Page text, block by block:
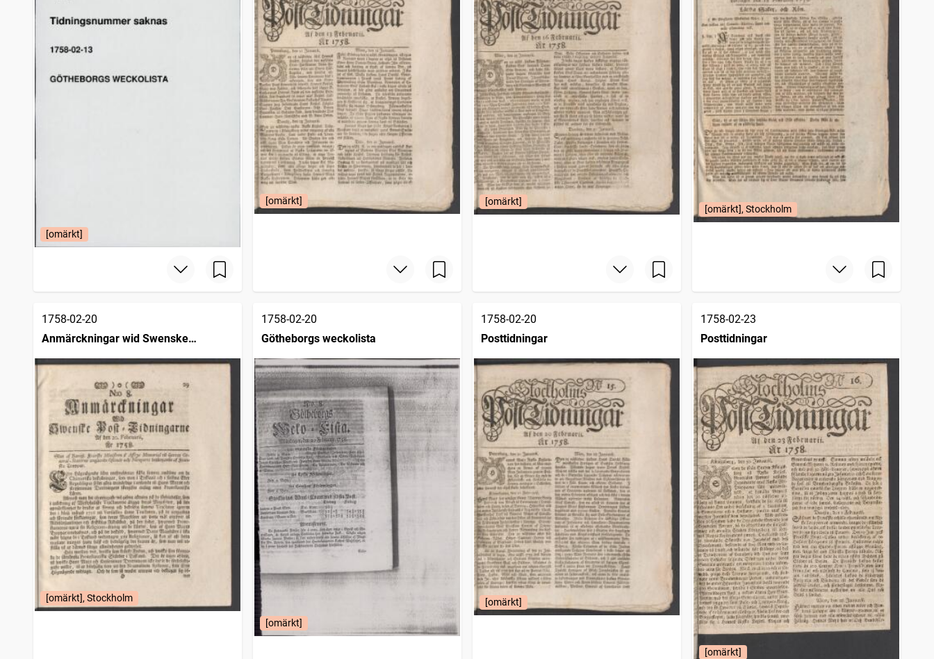
[omärkt]
[omärkt] [omärkt]
[omärkt], Stockholm
1758-02-20
Anmärckningar wid Swenske
[omärkt], Stockholm
1758-02-20
Götheborgs weckolista
[omärkt]
1758-02-20
Posttidningar
[omärkt]
1758-02-23
Posttidningar
[omärkt]